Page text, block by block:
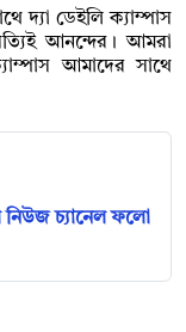
ডেইলি ক্যাম্পাস
আনন্দের। আমরা
আমাদের সাথে
চ্যানেল ফলো